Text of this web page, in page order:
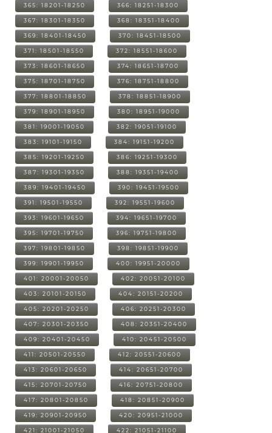
365: 18201-18250 366: 18251-18300
367: 18301-18350 368: 18351-18400
369: 18401-18450 370: 18451-18500
371: 18501-18550 372: 18551-18600
373: 18601-18650 374: 18651-18700
375: 18701-18750 376: 18751-18800
377: 18801-18850 378: 18851-18900
379: 18901-18950 380: 18951-19000
381: 19001-19050 382: 19051-19100
383: 19101-19150 384: 19151-19200
385: 19201-19250 386: 19251-19300
387: 19301-19350 388: 19351-19400
389: 19401-19450 390: 19451-19500
391: 19501-19550 392: 19551-19600
393: 19601-19650 394: 19651-19700
395: 19701-19750 396: 19751-19800
397: 19801-19850 398: 19851-19900
399: 19901-19950 400: 19951-20000
401: 20001-20050 402: 20051-20100
403: 20101-20150 404: 20151-20200
405: 20201-20250 406: 20251-20300
407: 20301-20350 408: 20351-20400
409: 20401-20450 410: 20451-20500
411: 20501-20550 412: 20551-20600
413: 20601-20650 414: 20651-20700
415: 20701-20750 416: 20751-20800
417: 20801-20850 418: 20851-20900
419: 20901-20950 420: 20951-21000
421: 21001-21050 422: 21051-21100